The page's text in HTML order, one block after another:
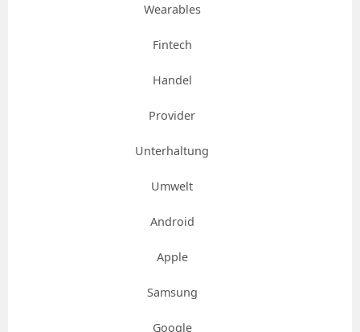
Wearables
Fintech
Handel
Provider
Unterhaltung
Umwelt
Android
Apple
Samsung
Google